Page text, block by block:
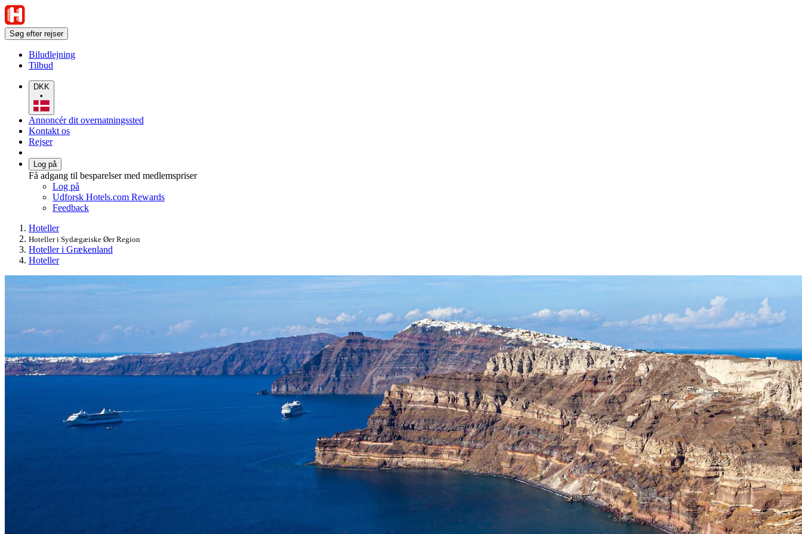
Søg efter rejser
Biludlejning
Tilbud
DKK
•
Annoncér dit overnatningssted
Kontakt os
Rejser
Log på
Få adgang til besparelser med medlemspriser
Log på
Udforsk Hotels.com Rewards
Feedback
Hoteller
Hoteller i Sydægæiske Øer Region
Hoteller i Grækenland
Hoteller